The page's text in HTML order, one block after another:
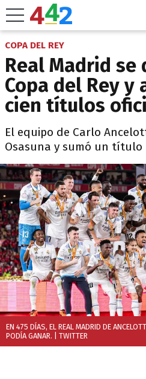
COPA DEL REY
Real Madrid se
Copa del Rey y
cien títulos
El equipo de Carlo
Osasuna y sumó un título
EN 475 DÍAS, EL REAL MADRID DE
PODÍA GANAR. | TWITTER